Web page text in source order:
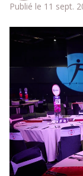
Publié le 11 sept.